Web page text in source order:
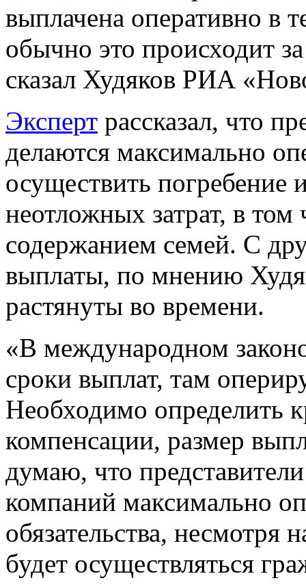
выплачена оперативно в
обычно это происходит
сказал Худяков РИА
Эксперт рассказал, что
делаются максимально
осуществить погребение
неотложных затрат, в том
содержанием семей. С
выплаты, по мнению
растянуты во времени.
«В международном
сроки выплат, там
Необходимо определить
компенсации, размер
думаю, что
компаний максимально
обязательства, несмотря
будет осуществляться